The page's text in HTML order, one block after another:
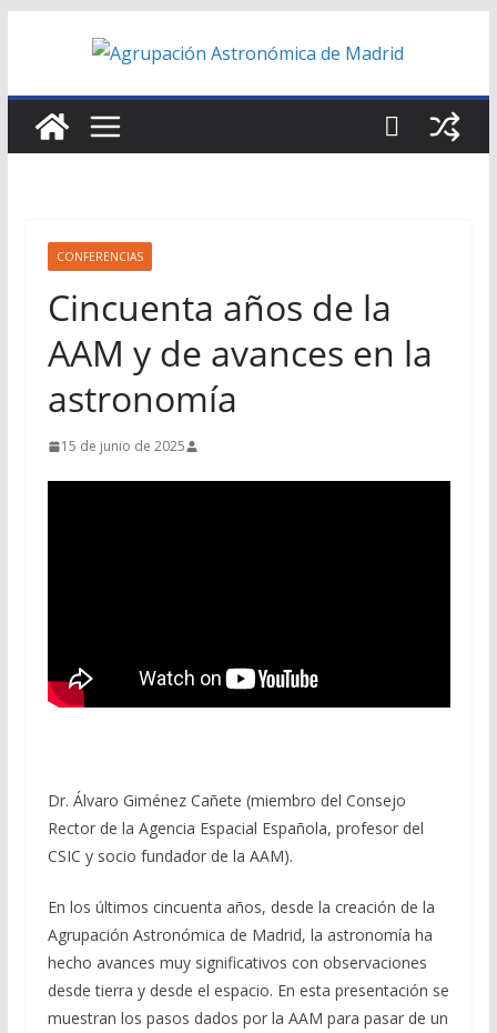
CONFERENCIAS
Cincuenta años de la
AAM y de avances en la
astronomía
15 de junio de 2025
Dr. Álvaro Giménez Cañete (miembro del Consejo
Rector de la Agencia Espacial Española, profesor del
CSIC y socio fundador de la AAM).
En los últimos cincuenta años, desde la creación de la
Agrupación Astronómica de Madrid, la astronomía ha
hecho avances muy significativos con observaciones
desde tierra y desde el espacio. En esta presentación se
muestran los pasos dados por la AAM para pasar de un